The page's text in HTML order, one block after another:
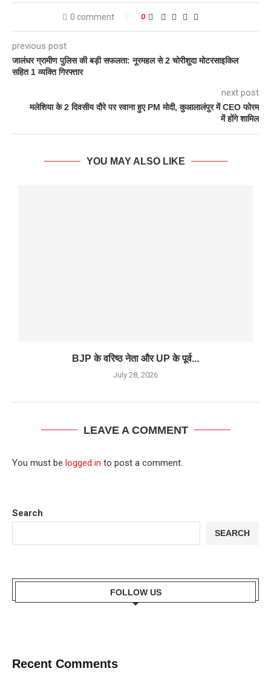
0 comment 0
previous post
जालंधर ग्रामीण पुलिस की बड़ी सफलता: नूरमहल से 2 चोरीशुदा मोटरसाइकिल
सहित 1 व्यक्ति गिरफ्तार
next post
मलेशिया के 2 दिवसीय दौरे पर रवाना हुए PM मोदी, कुआलालंपुर में CEO फोरम
में होंगे शामिल
YOU MAY ALSO LIKE
BJP के वरिष्‍ठ नेता और UP के पूर्व...
July 28, 2026
LEAVE A COMMENT
You must be logged in to post a comment.
Search
SEARCH
FOLLOW US
Recent Comments